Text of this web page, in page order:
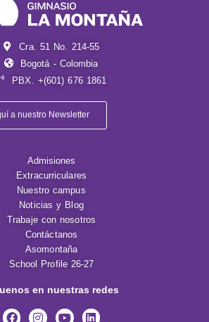
Cra. 51 No. 214-55
Bogotá - Colombia
PBX. +(601) 676 1861
a nuestro Newsletter
Admisiones
Extracurriculares
Nuestro campus
Noticias y Blog
Trabaje con nosotros
Contáctanos
Asomontaña
School Profile 26-27
en nuestras redes